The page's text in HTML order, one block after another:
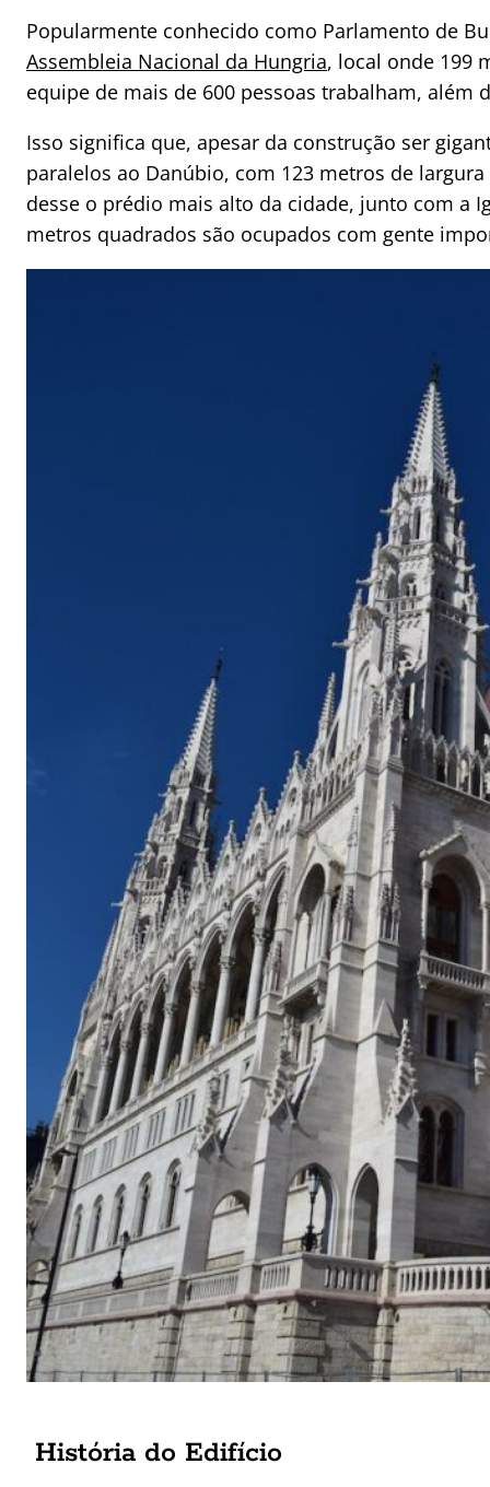
Popularmente conhecido como Parlamento de
Assembleia Nacional da Hungria, local onde 199
equipe de mais de 600 pessoas trabalham,
Isso significa que, apesar da construção ser
paralelos ao Danúbio, com 123 metros de
desse o prédio mais alto da cidade, junto com a
metros quadrados são ocupados com gente
História do Edifício